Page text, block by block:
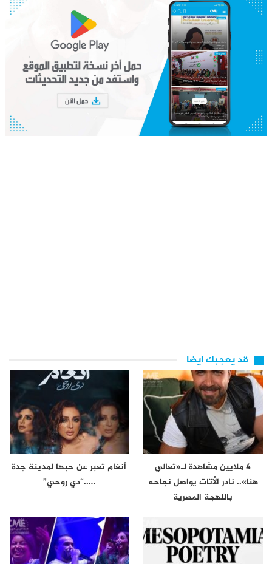
قد يعجبك ايضا
4 ملايين مشاهدة لـ«تعالي
هنا».. نادر الأتات يواصل نجاحه
باللهجة المصرية
أنغام تعبر عن حبها لمدينة جدة
…..“دي روحي”